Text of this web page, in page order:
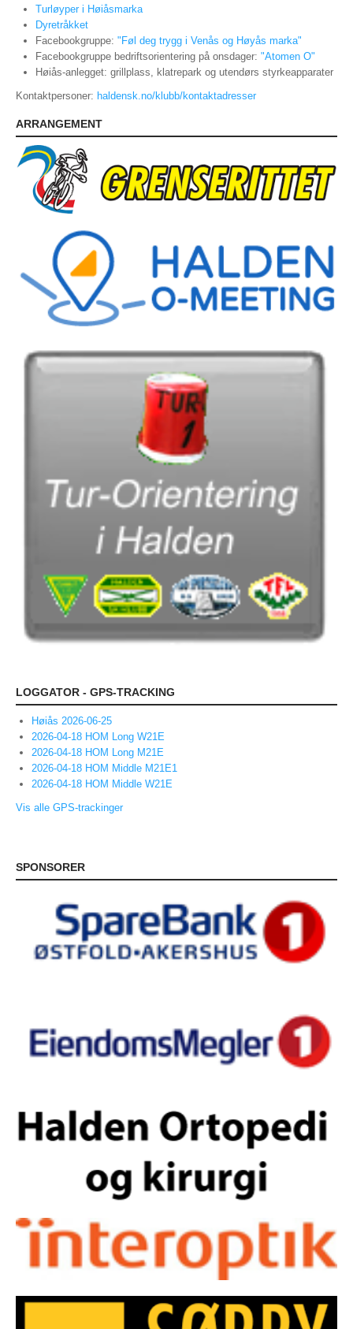
FORSIKRINGER
SAMARBEIDSPARTNER?
RENT IDRETTSLAG
POLITIATTEST
GRASROTANDELEN
KONTAKTADRESSER
HANDLINGSDOKUMENT
Årsberetninger
Tiomila "Hall of Fame"
Statistikk Jukola
Hovedløps-historikk
WMOC2003
Jubileumskalender
Kynningsrud og Aktivum stipend
Startkontingent
Politiattest
HSKs lov
Retningslinjer mot seksuell trakassering og overgrep i
KARTOVERSIKT
HISTORISK
TURLØYPER
KARTARKIV (DOMA)
ARRANGEMENT
NM NATT 2023
GRENSERITTET
TUR-ORIENTERING
Turløyper i Høiåsmarka
Dyretråkket
Facebookgruppe: "Føl deg trygg i Venås og Høyås marka"
Facebookgruppe bedriftsorientering på onsdager: "Atomen O"
Høiås-anlegget: grillplass, klatrepark og utendørs styrkeapparater
Kontaktpersoner: haldensk.no/klubb/kontaktadresser
ARRANGEMENT
LOGGATOR - GPS-TRACKING
Høiås 2026-06-25
2026-04-18 HOM Long W21E
2026-04-18 HOM Long M21E
2026-04-18 HOM Middle M21E1
2026-04-18 HOM Middle W21E
Vis alle GPS-trackinger
SPONSORER